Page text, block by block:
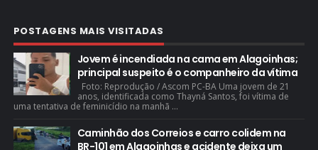
POSTAGENS MAIS VISITADAS
Jovem é incendiada na cama em Alagoinhas;
principal suspeito é o companheiro da vítima
Foto: Reprodução / Ascom PC-BA Uma jovem de 21
anos, identificada como Thayná Santos, foi vítima de
uma tentativa de feminicídio na manhã ...
Caminhão dos Correios e carro colidem na
BR-101 em Alagoinhas e acidente deixa um